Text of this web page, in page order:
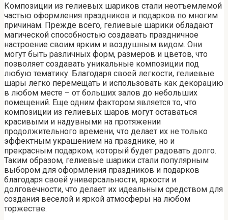
Композиции из гелиевых шариков стали неотъемлемой
частью оформления праздников и подарков по многим
причинам. Прежде всего, гелиевые шарики обладают
магической способностью создавать праздничное
настроение своим ярким и воздушным видом. Они
могут быть различных форм, размеров и цветов, что
позволяет создавать уникальные композиции под
любую тематику. Благодаря своей легкости, гелиевые
шары легко перемещать и использовать как декорацию
в любом месте – от больших залов до небольших
помещений. Еще одним фактором является то, что
композиции из гелиевых шаров могут оставаться
красивыми и надувными на протяжении
продолжительного времени, что делает их не только
эффектным украшением на празднике, но и
прекрасным подарком, который будет радовать долго.
Таким образом, гелиевые шарики стали популярным
выбором для оформления праздников и подарков
благодаря своей универсальности, яркости и
долговечности, что делает их идеальным средством для
создания веселой и яркой атмосферы на любом
торжестве.